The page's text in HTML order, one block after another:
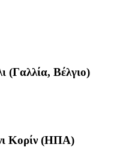
(Γαλλία, Βέλγιο)
Κορίν (ΗΠΑ)